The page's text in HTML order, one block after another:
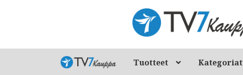
Tuotteet Kategoriat